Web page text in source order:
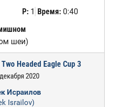
Р:1 Время:0:40
шеи)
Headed Eagle Cup 3
2020
Исраилов
Israilov)